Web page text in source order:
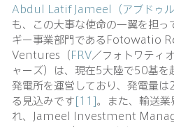
Abdul Latif Jameel（アブドゥル
も、この大事な使命の一翼を担
ギー事業部門であるFotowatio
Ventures（FRV／フォトワティ
ャーズ）は、現在5大陸で50基を
発電所を運営しており、発電量
る見込みです[11]。また、輸送業
れ、Jameel Investment